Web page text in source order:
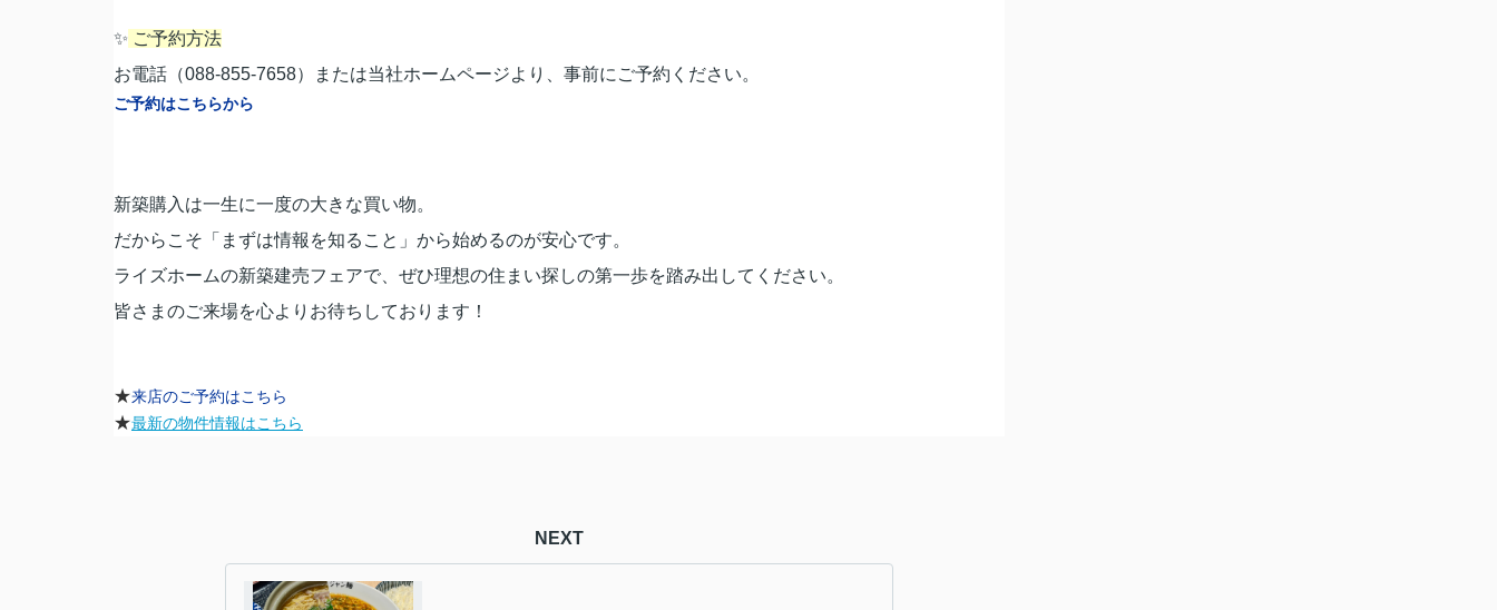
✨ ご予約方法
お電話（088-855-7658）または当社ホームページより、事前にご予約ください。
ご予約はこちらから
新築購入は一生に一度の大きな買い物。
だからこそ「まずは情報を知ること」から始めるのが安心です。
ライズホームの新築建売フェアで、ぜひ理想の住まい探しの第一歩を踏み出してください。
皆さまのご来場を心よりお待ちしております！
★来店のご予約はこちら
★最新の物件情報はこちら
NEXT